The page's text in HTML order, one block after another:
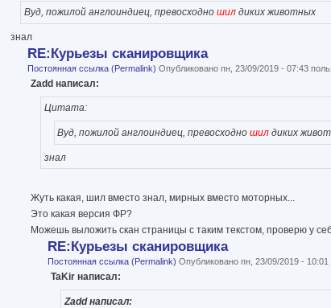
Вуд, пожилой англоиндиец, превосходно шилдиких животных
знал
RE:Курьезы сканировщика
Постоянная ссылка (Permalink) Опубликовано пн, 23/09/2019 - 07:43
Zadd написал:
Цитата:
Вуд, пожилой англоиндиец, превосходношил диких
знал
Жуть какая, шил вместо знал, мирных вместо моторных...
Это какая версия ФР?
Можешь выложить скан страницы с таким текстом, проверю у
RE:Курьезы сканировщика
Постоянная ссылка (Permalink) Опубликовано пн, 23/09/2019 - 10:01
TaKir написал:
Zadd написал: